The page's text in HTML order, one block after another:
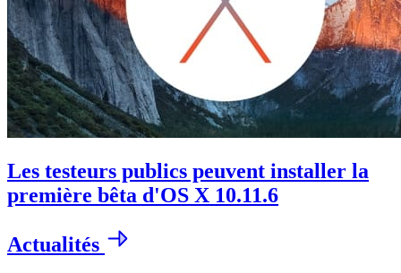
Les testeurs publics peuvent installer la
première bêta d'OS X 10.11.6
Actualités